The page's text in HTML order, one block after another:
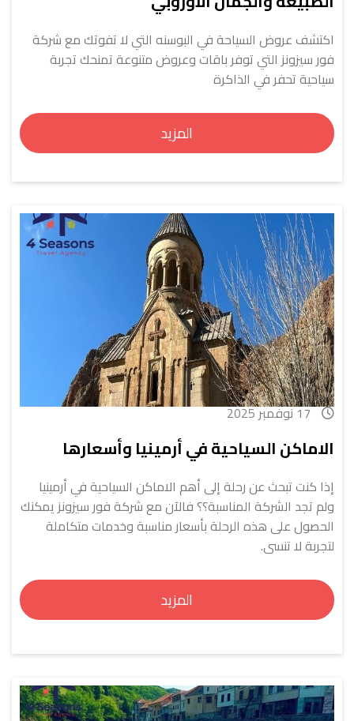
اكتشف عروض السياحة في البوسنه التي لا تفوتك مع شركة
فور سيزونز التي توفر باقات وعروض متنوعة تمنحك تجربة
سياحية تحفر في الذاكرة
المزيد
17 نوفمبر 2025
الاماكن السياحية في أرمينيا وأسعارها
إذا كنت تبحث عن رحلة إلى أهم الاماكن السياحية في أرمينيا
ولم تجد الشركة المناسبة؟؟ فالآن مع شركة فور سيزونز يمكنك
الحصول على هذه الرحلة بأسعار مناسبة وخدمات متكاملة
لتجربة لا تنسى.
المزيد